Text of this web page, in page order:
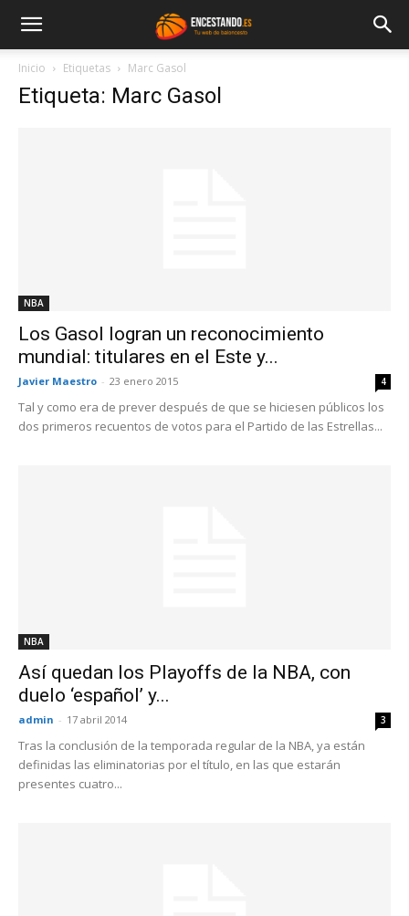
Inicio Etiquetas Marc Gasol
Etiqueta: Marc Gasol
NBA
Los Gasol logran un reconocimiento
mundial: titulares en el Este y...
Javier Maestro - 23 enero 2015 4
Tal y como era de prever después de que se hiciesen públicos los
dos primeros recuentos de votos para el Partido de las Estrellas...
NBA
Así quedan los Playoffs de la NBA, con
duelo ‘español’ y...
admin - 17 abril 2014 3
Tras la conclusión de la temporada regular de la NBA, ya están
definidas las eliminatorias por el título, en las que estarán
presentes cuatro...